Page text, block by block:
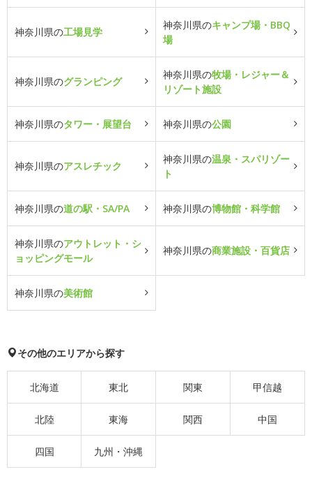
神奈川県の工場見学
神奈川県のキャンプ場・BBQ
場
神奈川県のグランピング
神奈川県の牧場・レジャー＆
リゾート施設
神奈川県のタワー・展望台 神奈川県の公園
神奈川県のアスレチック
神奈川県の温泉・スパリゾー
ト
神奈川県の道の駅・SA/PA 神奈川県の博物館・科学館
神奈川県のアウトレット・シ
ョッピングモール
神奈川県の商業施設・百貨店
神奈川県の美術館
その他のエリアから探す
北海道 東北 関東 甲信越
北陸 東海 関西 中国
四国 九州・沖縄